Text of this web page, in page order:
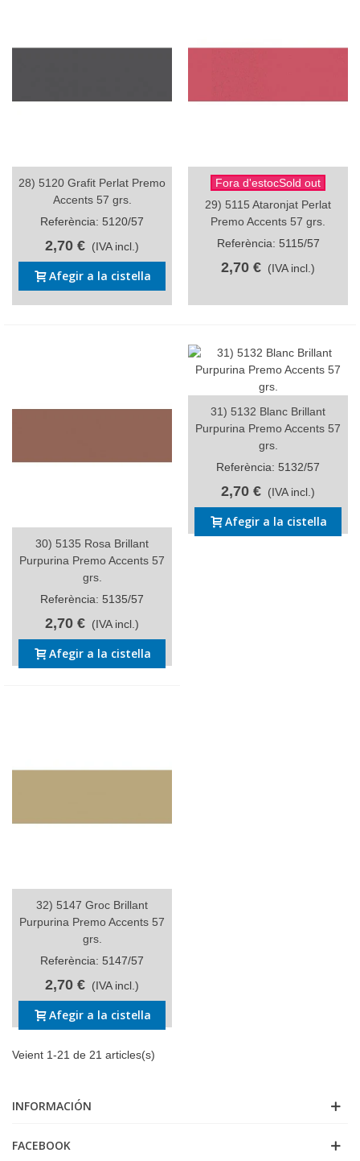
28) 5120 Grafit Perlat Premo
Accents 57 grs.
Referència: 5120/57
2,70 € (IVA incl.)
Afegir a la cistella
Fora d'estocSold out
29) 5115 Ataronjat Perlat
Premo Accents 57 grs.
Referència: 5115/57
2,70 € (IVA incl.)
30) 5135 Rosa Brillant
Purpurina Premo Accents 57
grs.
Referència: 5135/57
2,70 € (IVA incl.)
Afegir a la cistella
31) 5132 Blanc Brillant
Purpurina Premo Accents 57
grs.
Referència: 5132/57
2,70 € (IVA incl.)
Afegir a la cistella
32) 5147 Groc Brillant
Purpurina Premo Accents 57
grs.
Referència: 5147/57
2,70 € (IVA incl.)
Afegir a la cistella
Veient 1-21 de 21 articles(s)
INFORMACIÓN
FACEBOOK